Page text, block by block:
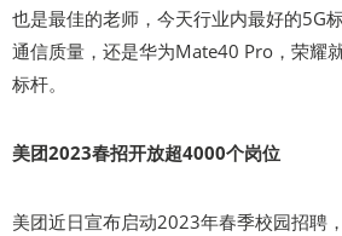
也是最佳的老师，今天行业内最好的5G
通信质量，还是华为Mate40 Pro，荣耀
标杆。
美团2023春招开放超4000个岗位
美团近日宣布启动2023年春季校园招聘